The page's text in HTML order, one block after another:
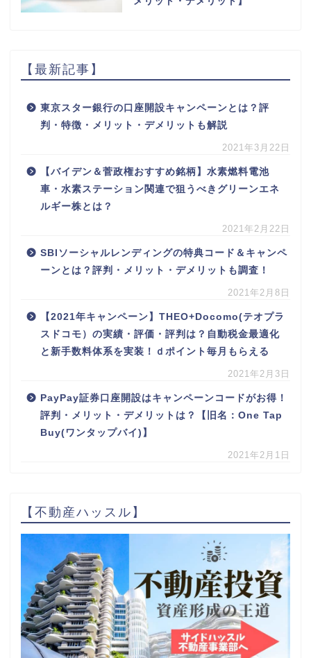
【最新記事】
東京スター銀行の口座開設キャンペーンとは？評
判・特徴・メリット・デメリットも解説
2021年3月22日
【バイデン＆菅政権おすすめ銘柄】水素燃料電池
車・水素ステーション関連で狙うべきグリーンエネ
ルギー株とは？
2021年2月22日
SBIソーシャルレンディングの特典コード＆キャンペ
ーンとは？評判・メリット・デメリットも調査！
2021年2月8日
【2021年キャンペーン】THEO+Docomo(テオプラ
スドコモ）の実績・評価・評判は？自動税金最適化
と新手数料体系を実装！ｄポイント毎月もらえる
2021年2月3日
PayPay証券口座開設はキャンペーンコードがお得！
評判・メリット・デメリットは？【旧名：One Tap
Buy(ワンタップバイ)】
2021年2月1日
【不動産ハッスル】